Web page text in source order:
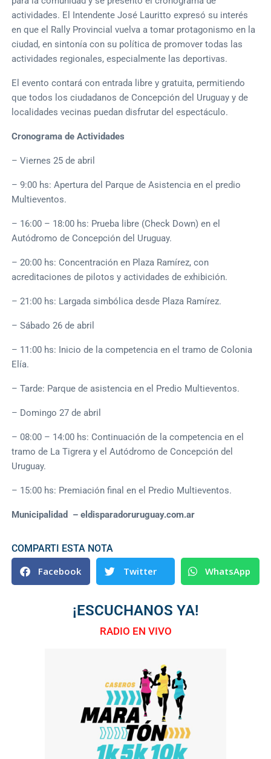
actividades. El Intendente José Lauritto expresó su interés
en que el Rally Provincial vuelva a tomar protagonismo en la
ciudad, en sintonía con su política de promover todas las
actividades regionales, especialmente las deportivas.
El evento contará con entrada libre y gratuita, permitiendo
que todos los ciudadanos de Concepción del Uruguay y de
localidades vecinas puedan disfrutar del espectáculo.
Cronograma de Actividades
– Viernes 25 de abril
– 9:00 hs: Apertura del Parque de Asistencia en el predio
Multieventos.
– 16:00 – 18:00 hs: Prueba libre (Check Down) en el
Autódromo de Concepción del Uruguay.
– 20:00 hs: Concentración en Plaza Ramírez, con
acreditaciones de pilotos y actividades de exhibición.
– 21:00 hs: Largada simbólica desde Plaza Ramírez.
– Sábado 26 de abril
– 11:00 hs: Inicio de la competencia en el tramo de Colonia
Elía.
– Tarde: Parque de asistencia en el Predio Multieventos.
– Domingo 27 de abril
– 08:00 – 14:00 hs: Continuación de la competencia en el
tramo de La Tigrera y el Autódromo de Concepción del
Uruguay.
– 15:00 hs: Premiación final en el Predio Multieventos.
Municipalidad – eldisparadoruruguay.com.ar
COMPARTI ESTA NOTA
Facebook Twitter WhatsApp
¡ESCUCHANOS YA!
RADIO EN VIVO